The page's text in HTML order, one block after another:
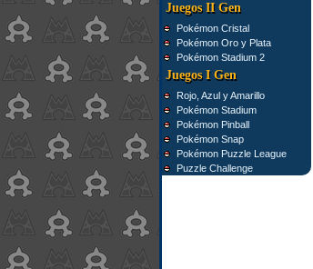
Juegos II Gen
Pokémon Cristal
Pokémon Oro y Plata
Pokémon Stadium 2
Juegos I Gen
Rojo, Azul y Amarillo
Pokémon Stadium
Pokémon Pinball
Pokémon Snap
Pokémon Puzzle League
Puzzle Challenge